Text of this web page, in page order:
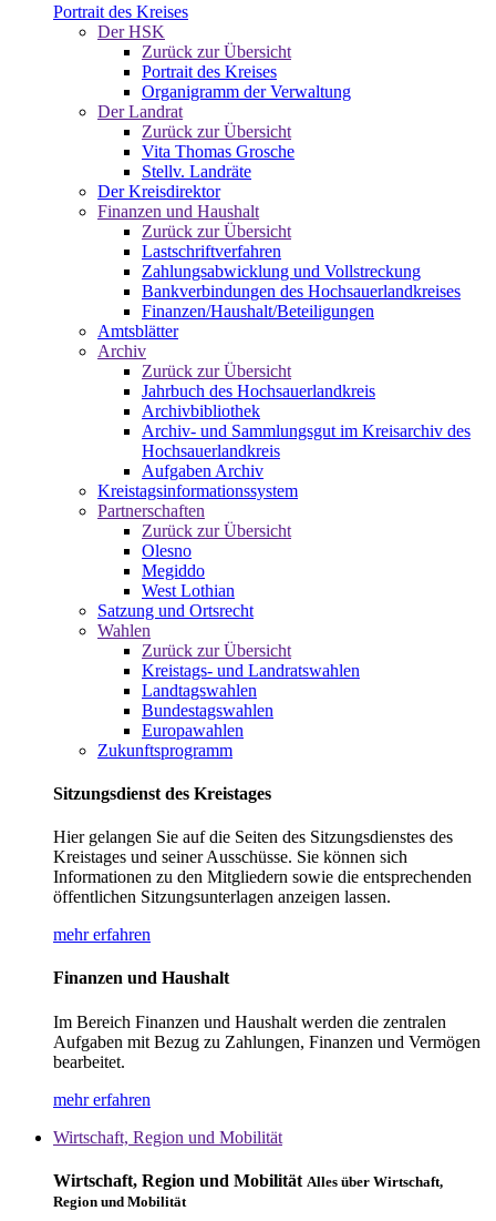
Portrait des Kreises
Der HSK
Zurück zur Übersicht
Portrait des Kreises
Organigramm der Verwaltung
Der Landrat
Zurück zur Übersicht
Vita Thomas Grosche
Stellv. Landräte
Der Kreisdirektor
Finanzen und Haushalt
Zurück zur Übersicht
Lastschriftverfahren
Zahlungsabwicklung und Vollstreckung
Bankverbindungen des Hochsauerlandkreises
Finanzen/Haushalt/Beteiligungen
Amtsblätter
Archiv
Zurück zur Übersicht
Jahrbuch des Hochsauerlandkreis
Archivbibliothek
Archiv- und Sammlungsgut im Kreisarchiv des
Hochsauerlandkreis
Aufgaben Archiv
Kreistagsinformationssystem
Partnerschaften
Zurück zur Übersicht
Olesno
Megiddo
West Lothian
Satzung und Ortsrecht
Wahlen
Zurück zur Übersicht
Kreistags- und Landratswahlen
Landtagswahlen
Bundestagswahlen
Europawahlen
Zukunftsprogramm
Sitzungsdienst des Kreistages
Hier gelangen Sie auf die Seiten des Sitzungsdienstes des
Kreistages und seiner Ausschüsse. Sie können sich
Informationen zu den Mitgliedern sowie die entsprechenden
öffentlichen Sitzungsunterlagen anzeigen lassen.
mehr erfahren
Finanzen und Haushalt
Im Bereich Finanzen und Haushalt werden die zentralen
Aufgaben mit Bezug zu Zahlungen, Finanzen und Vermögen
bearbeitet.
mehr erfahren
Wirtschaft, Region und Mobilität
Wirtschaft, Region und Mobilität Alles über Wirtschaft,
Region und Mobilität